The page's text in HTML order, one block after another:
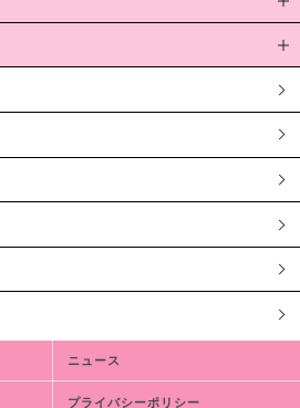
ニュース
プライバシーポリシー